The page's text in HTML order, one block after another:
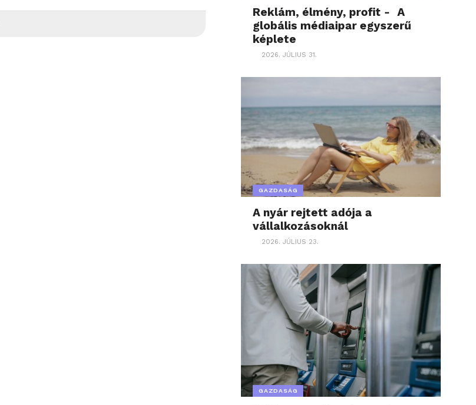
Reklám, élmény, profit - A
globális médiaipar egyszerű
képlete
2026. JÚLIUS 31.
GAZDASÁG
A nyár rejtett adója a
vállalkozásoknál
2026. JÚLIUS 23.
GAZDASÁG